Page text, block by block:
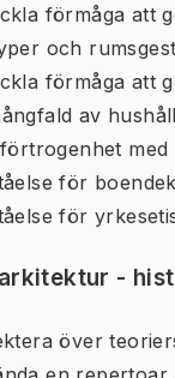
förmåga att
och
förmåga att
av
för
för
-
över